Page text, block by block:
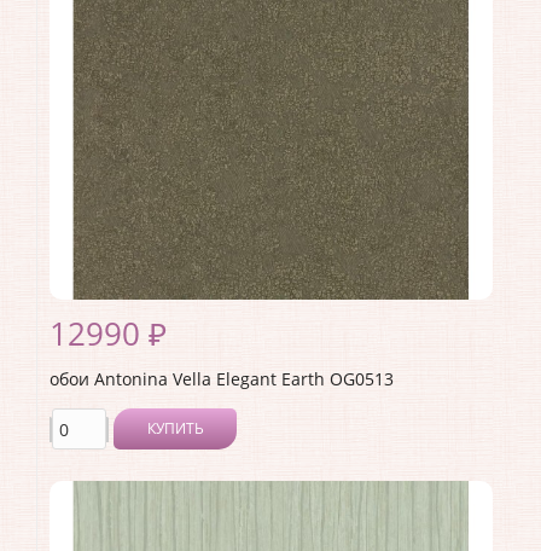
Страна:США
Материал основы:Флизелин
Раппорт:<>
12990 ₽
обои Antonina Vella Elegant Earth OG0513
КУПИТЬ
Коллекция:Elegant Earth